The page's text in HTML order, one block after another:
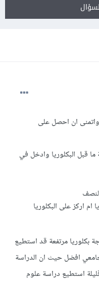
ان احصل على
ما قبل البكلوريا وادخل في
اركز على البكلوريا
بكلوريا مرتفعة قد استطيع
افضل حيث ان الدراسة
استطيع دراسة علوم